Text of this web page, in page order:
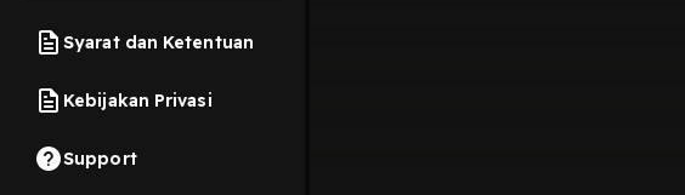
Syarat dan Ketentuan
Kebijakan Privasi
Support